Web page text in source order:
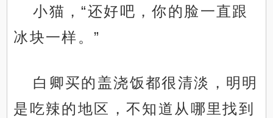
小猫，“还好吧，你的脸一直跟
冰块一样。”
白卿买的盖浇饭都很清淡，明明
是吃辣的地区，不知道从哪里找到